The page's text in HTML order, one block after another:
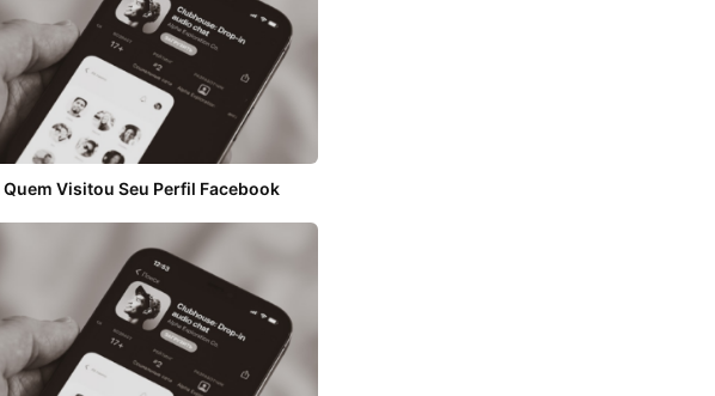
Visitou Seu Perfil Facebook